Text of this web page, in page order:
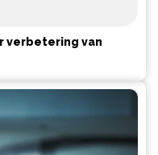
verbetering van